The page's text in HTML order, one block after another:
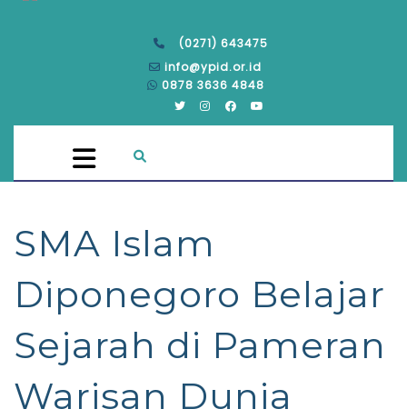
(0271) 643475
info@ypid.or.id
0878 3636 4848
SMA Islam
Diponegoro Belajar
Sejarah di Pameran
Warisan Dunia